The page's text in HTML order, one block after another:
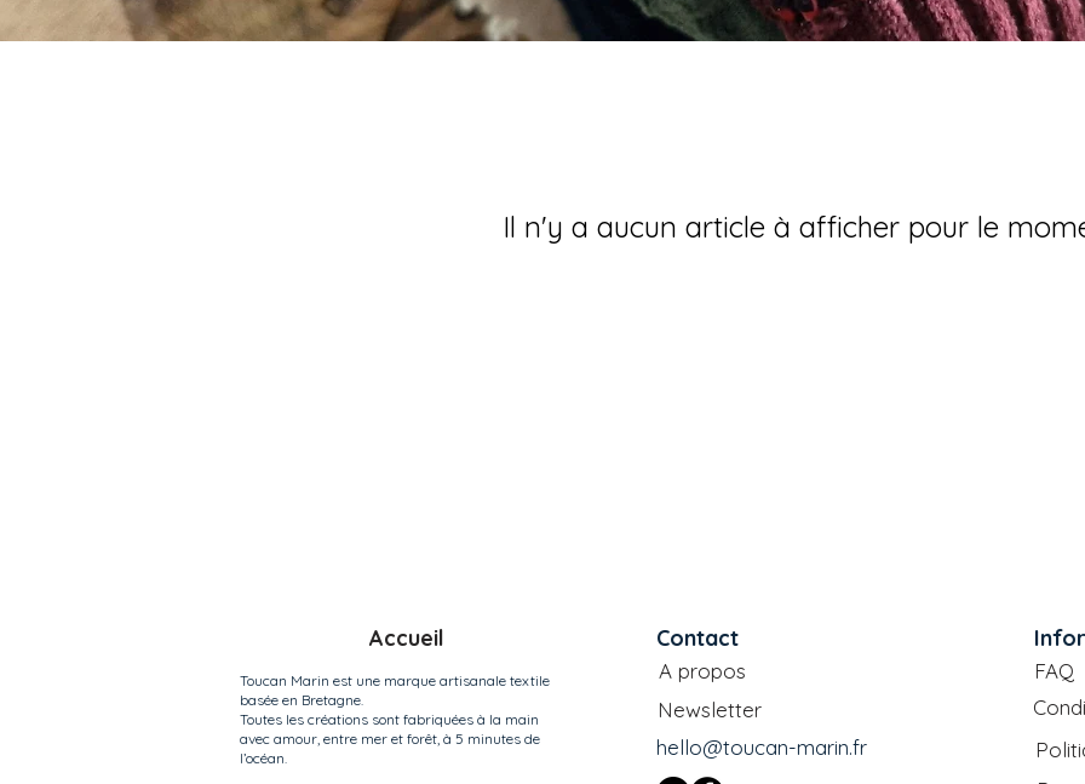
Il n'y a aucun article à afficher pour le
Accueil
Toucan Marin est une marque artisanale textile
basée en Bretagne.
Toutes les créations sont fabriquées à la main
avec amour, entre mer et forêt, à 5 minutes de
l’océan.
Contact
A propos
Newsletter
hello@toucan-marin.fr
FAQ